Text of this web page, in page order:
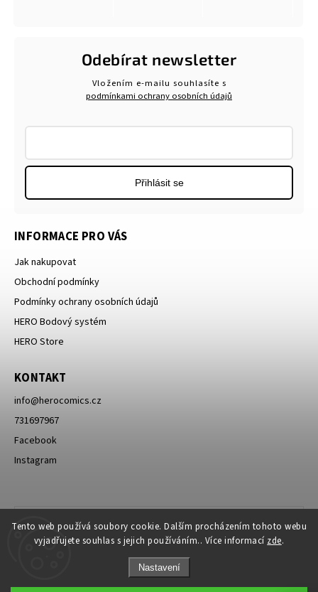
Tento web používá soubory cookie. Dalším procházením tohoto webu
vyjadřujete souhlas s jejich používáním.. Více informací zde.
Nastavení
INFORMACE PRO VÁS
Jak nakupovat
Obchodní podmínky
Podmínky ochrany osobních údajů
HERO Bodový systém
HERO Store
KONTAKT
info@herocomics.cz
731697967
Facebook
Instagram
Odebírat newsletter
Vložením e-mailu souhlasíte s
podmínkami ochrany osobních údajů
Přihlásit se